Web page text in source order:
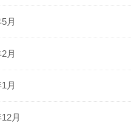
月
月
月
月